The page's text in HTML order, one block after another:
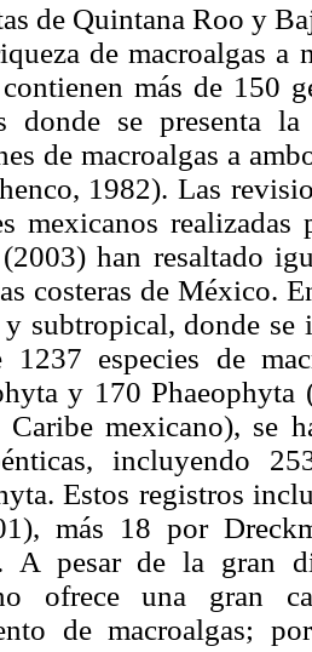
de Quintana Roo y
de macroalgas a
más de 150
donde se presenta
de macroalgas a
1982). Las
mexicanos
han resaltado
costeras de México.
subtropical, donde se
1237 especies de
y 170 Phaeophyta
mexicano), se
incluyendo
Estos registros
más 18 por
A pesar de la gran
ofrece una gran
de macroalgas;